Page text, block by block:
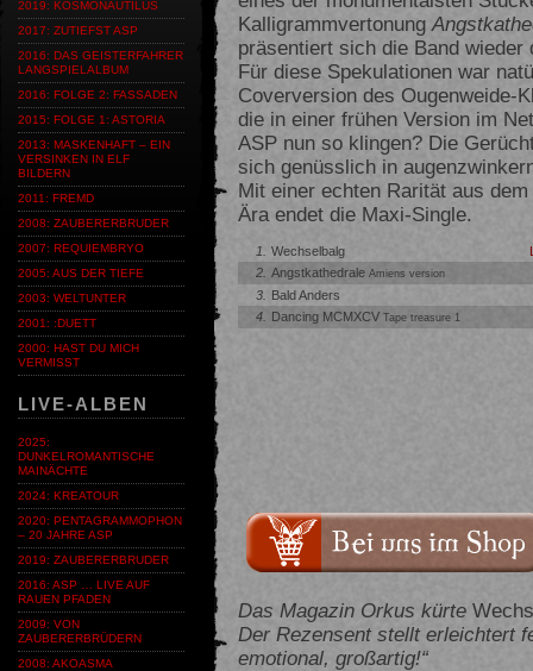
2019: KOSMONAUTILUS
2017: ZUTIEFST ASP
2016: DAS GEISTERFAHRER
LANGSPIELALBUM
2016: FOLGE 2: FASSADEN
2015: FOLGE 1: ASTORIA
2013: MASKENHAFT – EIN
VERSINKEN IN ELF
BILDERN
2011: FREMD
2008: ZAUBERERBRUDER
2007: REQUIEMBRYO
2005: AUS DER TIEFE
2003: WELTUNTER
2001: :DUETT
2000: HAST DU MICH
VERMISST
LIVE-ALBEN
2025:
DUNKELROMANTISCHE
MAINÄCHTE
2024: KREATOUR
2020: PENTAGRAMMOPHON
– 20 JAHRE ASP
2019: ZAUBERERBRUDER
2016: ASP … LIVE AUF
RAUEN PFADEN
2009: VON
ZAUBERERBRÜDERN
2008: AKOASMA
Kalligrammvertonung
präsentiert sich die Band
Für diese Spekulationen war
Coverversion des Ougenweide-
die in einer frühen Version im
ASP nun so klingen? Die
sich genüsslich in
Mit einer echten Rarität aus
Ära endet die Maxi-Single.
1. Wechselbalg
2. Angstkathedrale Amiens version
3.
Bald Anders
4.
Dancing MCMXCV Tape treasure 1
Das Magazin Orkus kürte
Der Rezensent stellt erleichtert
emotional, großartig!“